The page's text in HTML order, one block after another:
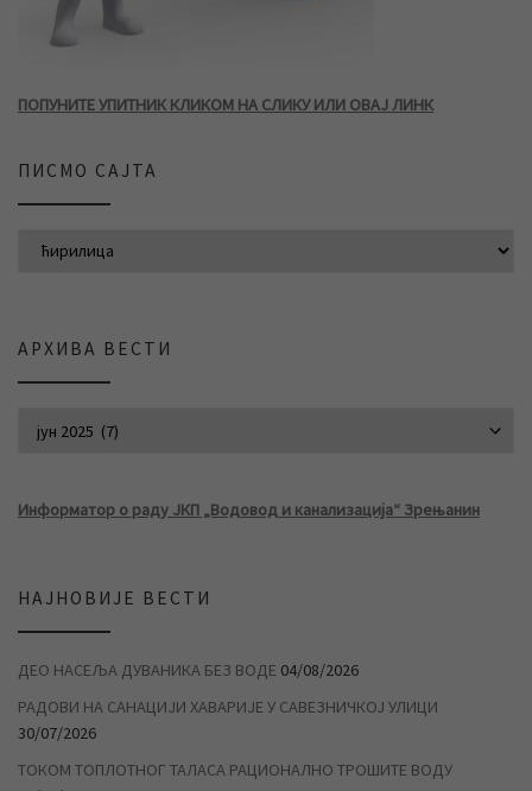
ПОПУНИТЕ УПИТНИК КЛИКОМ НА СЛИКУ ИЛИ ОВАЈ ЛИНК
ПИСМО САЈТА
АРХИВА ВЕСТИ
Информатор о раду ЈКП „Водовод и канализација“ Зрењанин
НАЈНОВИЈЕ ВЕСТИ
ДЕО НАСЕЉА ДУВАНИКА БЕЗ ВОДЕ 04/08/2026
РАДОВИ НА САНАЦИЈИ ХАВАРИЈЕ У САВЕЗНИЧКОЈ УЛИЦИ
30/07/2026
ТОКОМ ТОПЛОТНОГ ТАЛАСА РАЦИОНАЛНО ТРОШИТЕ ВОДУ